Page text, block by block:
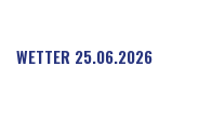
WETTER 25.06.2026